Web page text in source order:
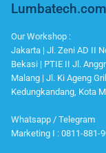
Lumbatech.com
Our Workshop :
Jakarta | Jl. Zeni AD II
Bekasi | PTIE II Jl.
Malang | Jl. Ki Ageng
Kedungkandang, Kota
Whatsapp / Telegram
Marketing I : 0811-881-